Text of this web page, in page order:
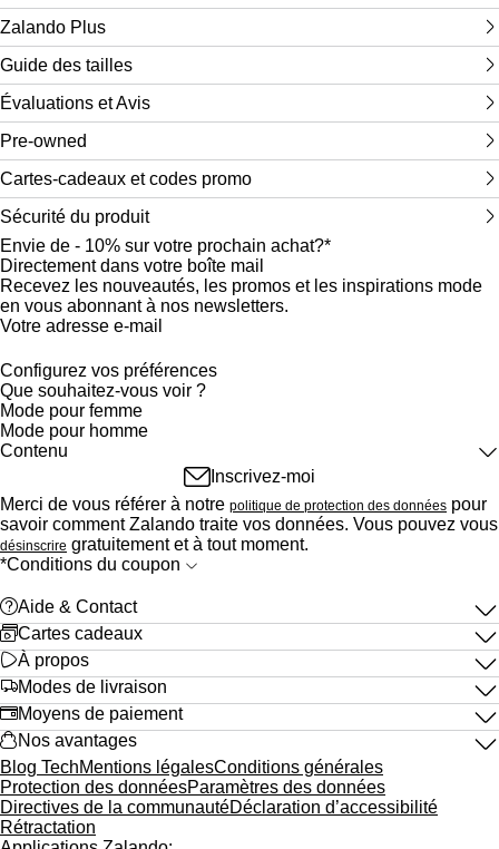
Zalando Plus
Guide des tailles
Évaluations et Avis
Pre-owned
Cartes-cadeaux et codes promo
Sécurité du produit
Envie de - 10% sur votre prochain achat?*
Directement dans votre boîte mail
Recevez les nouveautés, les promos et les inspirations mode
en vous abonnant à nos newsletters.
Votre adresse e-mail
Configurez vos préférences
Que souhaitez-vous voir ?
Mode pour femme
Mode pour homme
Contenu
Les updates mode
Vos marques et créateurs
Recommandations
Taille à nouveau disponible
Stories
Sondages
Promos, offres et soldes
Voir plus (il faut s’inscrire)
Inscrivez-moi
Merci de vous référer à notre politique de protection des données pour
savoir comment Zalando traite vos données. Vous pouvez vous
désinscrire gratuitement et à tout moment.
*Conditions du coupon
helpAide & Contact
gift_cardCartes cadeaux
zalando_logo_outlinedÀ propos
truckModes de livraison
credit_cardMoyens de paiement
shopping_bag_fullNos avantages
Blog TechMentions légalesConditions générales
Protection des donnéesParamètres des données
Directives de la communautéDéclaration d’accessibilité
Rétractation